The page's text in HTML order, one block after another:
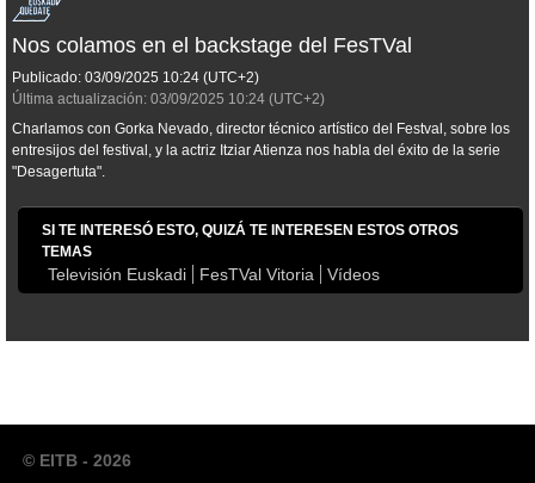
Nos colamos en el backstage del FesTVal
Publicado: 03/09/2025 10:24 (UTC+2)
Última actualización: 03/09/2025 10:24 (UTC+2)
Charlamos con Gorka Nevado, director técnico artístico del Festval, sobre los
entresijos del festival, y la actriz Itziar Atienza nos habla del éxito de la serie
"Desagertuta".
SI TE INTERESÓ ESTO, QUIZÁ TE INTERESEN ESTOS OTROS
TEMAS
Televisión Euskadi FesTVal Vitoria Vídeos
© EITB - 2026